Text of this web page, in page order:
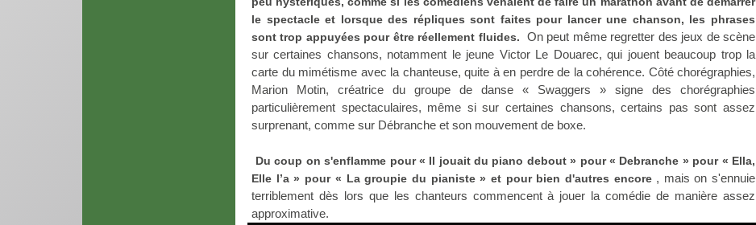
le spectacle et lorsque des répliques sont faites pour lancer une chanson, les phrases
sont trop appuyées pour être réellement fluides.
On peut même regretter des jeux de scène
sur certaines chansons, notamment le jeune Victor Le Douarec, qui jouent beaucoup trop la
carte du mimétisme avec la chanteuse, quite à en perdre de la cohérence. Côté chorégraphies,
Marion Motin, créatrice du groupe de danse « Swaggers » signe des chorégraphies
particulièrement spectaculaires, même si sur certaines chansons, certains pas sont assez
surprenant, comme sur Débranche et son mouvement de boxe.
Du coup on s'enflamme pour « Il jouait du piano debout » pour « Debranche » pour « Ella,
Elle l’a » pour « La groupie du pianiste » et pour bien d'autres encore , mais on s'ennuie
terriblement dès lors que les chanteurs commencent à jouer la comédie de manière assez
approximative.